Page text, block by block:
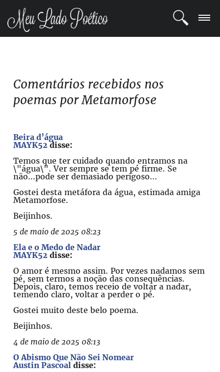
POETAS
COMUNIDADE
Comentários recebidos nos
poemas por Metamorfose
Beira d’água
MAYK52 disse:
Temos que ter cuidado quando entramos na
\"água\". Ver sempre se tem pé firme. Se
não...pode ser demasiado perigoso...
Gostei desta metáfora da água, estimada amiga
Metamorfose.
Beijinhos.
5 de maio de 2025 08:23
Ela e o Medo de Nadar
MAYK52 disse:
O amor é mesmo assim. Por vezes nadamos sem
pé, sem termos a noção das consequências.
Depois, claro, temos receio de voltar a nadar,
temendo claro, voltar a perder o pé.
Gostei muito deste belo poema.
Beijinhos.
4 de maio de 2025 08:13
O Abismo Que Não Sei Nomear
Austin Pascoal disse: